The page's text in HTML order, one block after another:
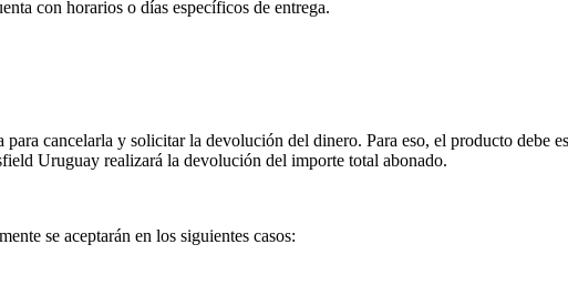
con horarios o días específicos de entrega.
cancelarla y solicitar la devolución del dinero. Para eso, el producto debe
Uruguay realizará la devolución del importe total abonado.
se aceptarán en los siguientes casos: